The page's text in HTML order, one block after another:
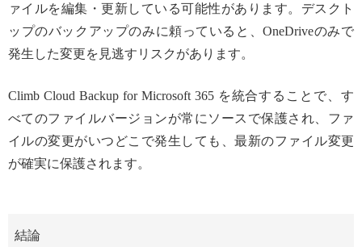
ァイルを編集・更新している可能性があります。デスクト
ップのバックアップのみに頼っていると、OneDriveのみで
発生した変更を見逃すリスクがあります。
Climb Cloud Backup for Microsoft 365 を統合することで、す
べてのファイルバージョンが常にソースで保護され、ファ
イルの変更がいつどこで発生しても、最新のファイル変更
が確実に保護されます。
結論